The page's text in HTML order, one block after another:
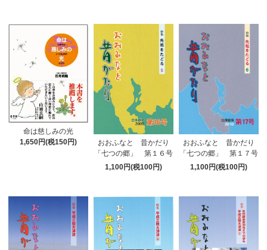
命は慈しみの光
1,650円(税150円)
おおふなと 昔かだり
「七つの郷」 第１６号
1,100円(税100円)
おおふなと 昔かだり
「七つの郷」 第１７号
1,100円(税100円)